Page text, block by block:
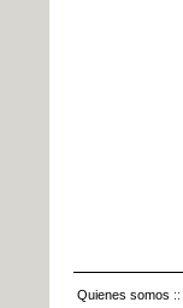
Quienes somos ::